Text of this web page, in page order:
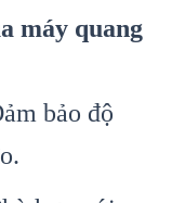
máy quang
bảo độ